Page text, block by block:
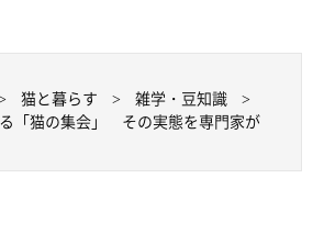
猫と暮らす
雑学・豆知識
「猫の集会」 その実態を専門家が